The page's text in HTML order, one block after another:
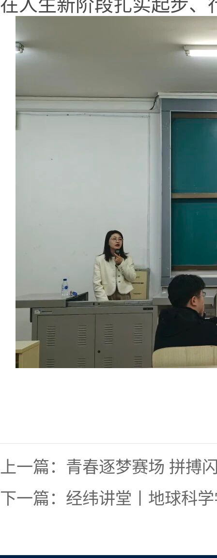
在人生新阶段扎实起步、
上一篇： 青春逐梦赛场 拼搏
下一篇： 经纬讲堂丨地球科